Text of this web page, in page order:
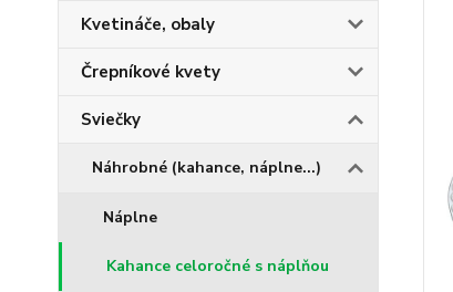
Kvetináče, obaly
Črepníkové kvety
Sviečky
Náhrobné (kahance, náplne...)
Náplne
Kahance celoročné s náplňou